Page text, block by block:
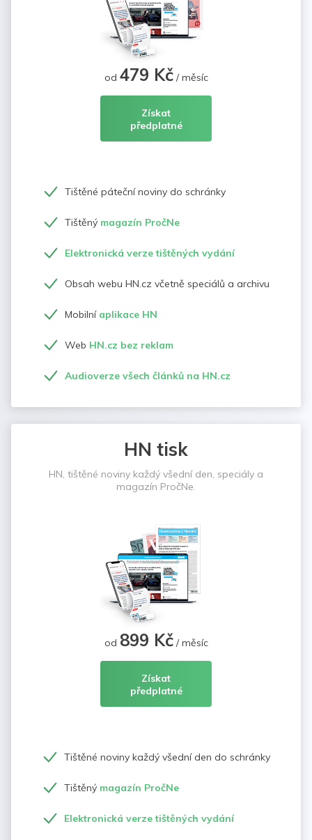
od 479 Kč/ měsíc
Získat
předplatné
Tištěné páteční noviny do schránky
Tištěný magazín PročNe
Elektronická verze tištěných vydání
Obsah webu HN.cz včetně speciálů a archivu
Mobilní aplikace HN
Web HN.cz bez reklam
Audioverze všech článků na HN.cz
HN tisk
HN, tištěné noviny každý všední den, speciály a
magazín PročNe.
od 899 Kč/ měsíc
Získat
předplatné
Tištěné noviny každý všední den do schránky
Tištěný magazín PročNe
Elektronická verze tištěných vydání